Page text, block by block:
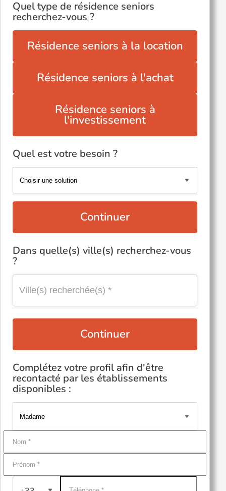
Quel type de résidence seniors
recherchez-vous ?
Résidence seniors à la location
Résidence seniors à l'achat
Résidence seniors à
l'investissement
Quel est votre besoin ?
Continuer
Dans quelle(s) ville(s) recherchez-vous
?
Continuer
Complétez votre profil afin d'être
recontacté par les établissements
disponibles :